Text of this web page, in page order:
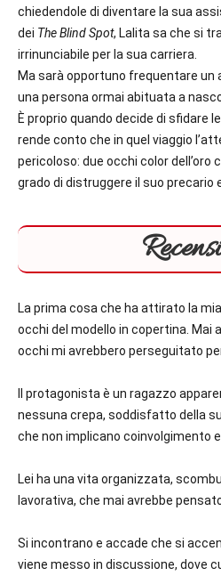
chiedendole di diventare la sua
dei The Blind Spot, Lalita sa che si
irrinunciabile per la sua carriera.
Ma sarà opportuno frequentare un
una persona ormai abituata a
È proprio quando decide di sfidare
rende conto che in quel viaggio
pericoloso: due occhi color dell’oro
grado di distruggere il suo precario
La prima cosa che ha attirato la
occhi del modello in copertina. Mai
occhi mi avrebbero perseguitato
Il protagonista è un ragazzo
nessuna crepa, soddisfatto della
che non implicano coinvolgimento
Lei ha una vita organizzata,
lavorativa, che mai avrebbe
Si incontrano e accade che si
viene messo in discussione, dove